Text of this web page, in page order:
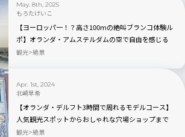
May. 8th, 2025
もろたけいこ
【ヨーロッパ一！？高さ100mの絶叫ブランコ体験ル
ポ】オランダ・アムステルダムの空で自由を感じる
A’DAM Lookout
観光 絶景
Apr. 1st, 2024
北崎早希
【オランダ・デルフト3時間で周れるモデルコース】
人気観光スポットからおしゃれな穴場ショップまで
観光 絶景